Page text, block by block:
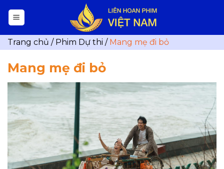
Trang chủ / Phim Dự thi / Mang mẹ đi bỏ
Mang mẹ đi bỏ